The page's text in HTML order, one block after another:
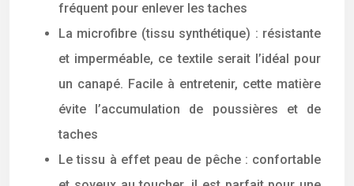
fréquent pour enlever les taches
La microfibre (tissu synthétique) : résistante
et imperméable, ce textile serait l’idéal pour
un canapé. Facile à entretenir, cette matière
évite l’accumulation de poussières et de
taches
Le tissu à effet peau de pêche : confortable